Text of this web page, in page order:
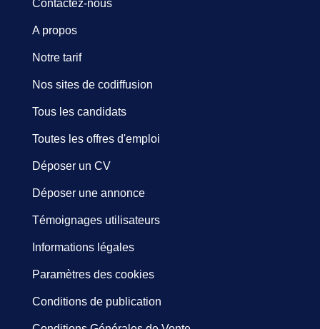
Contactez-nous
A propos
Notre tarif
Nos sites de codiffusion
Tous les candidats
Toutes les offres d'emploi
Déposer un CV
Déposer une annonce
Témoignages utilisateurs
Informations légales
Paramètres des cookies
Conditions de publication